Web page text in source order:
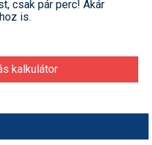
csak pár perc! Akár
is.
kalkulátor